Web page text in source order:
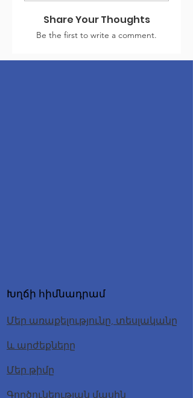
Share Your Thoughts
Be the first to write a comment.
Խղճի հիմնադրամ
Մեր առաքելությունը, տեսլականը
և արժեքները
Մեր թիմը
Գործունեության մասին